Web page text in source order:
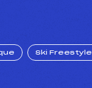
Ski Freestyle